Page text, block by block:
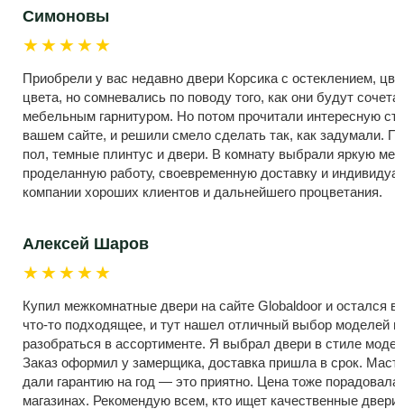
Симоновы
★★★★★
Приобрели у вас недавно двери Корсика с остеклением,
цвета, но сомневались по поводу того, как они будут
мебельным гарнитуром. Но потом прочитали интересную
вашем сайте, и решили смело сделать так, как задумали.
пол, темные плинтус и двери. В комнату выбрали яркую
проделанную работу, своевременную доставку и
компании хороших клиентов и дальнейшего процветания.
Алексей Шаров
★★★★★
Купил межкомнатные двери на сайте Globaldoor и остался в
что-то подходящее, и тут нашел отличный выбор моделей
разобраться в ассортименте. Я выбрал двери в стиле
Заказ оформил у замерщика, доставка пришла в срок.
дали гарантию на год — это приятно. Цена тоже
магазинах. Рекомендую всем, кто ищет качественные